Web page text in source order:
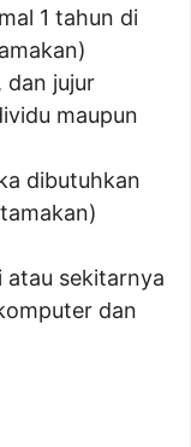
1 tahun di
dan jujur
maupun
dibutuhkan
atau sekitarnya
dan